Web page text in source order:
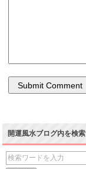
開運風水ブログ内を検索